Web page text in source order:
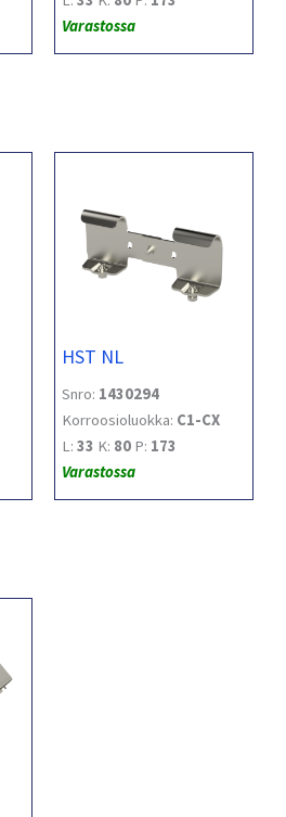
Varastossa
HST NL
Snro: 1430294
Korroosioluokka: C1-CX
L: 33 K: 80 P: 173
Varastossa